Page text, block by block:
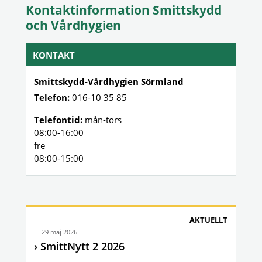
Kontaktinformation Smittskydd
och Vårdhygien
KONTAKT
Smittskydd-Vårdhygien Sörmland
Telefon: 016-10 35 85
Telefontid: mån-tors
08:00-16:00
fre
08:00-15:00
AKTUELLT
29 maj 2026
SmittNytt 2 2026